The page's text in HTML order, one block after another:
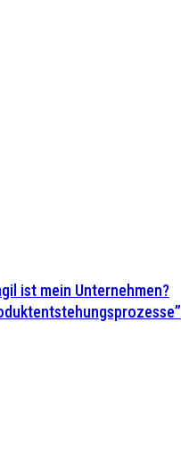
ist mein Unternehmen?